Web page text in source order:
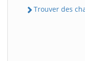
Trouver des